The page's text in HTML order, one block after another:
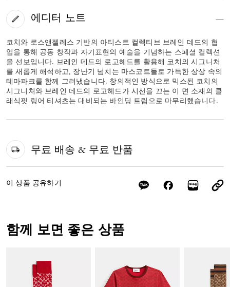
에디터 노트
코치와 로스앤젤레스 기반의 아티스트 컬렉티브 브레인 데드의 협
업을 통해 공동 창작과 자기표현의 예술을 기념하는 스페셜 컬렉션
을 선보입니다. 브레인 데드의 로고헤드를 활용해 코치의 시그니처
를 새롭게 해석하고, 장난기 넘치는 마스코트들로 가득한 상상 속의
테마파크를 함께 그려냈습니다. 창의적인 방식으로 믹스된 코치의
시그니처와 브레인 데드의 로고헤드가 시선을 끄는 이 면 소재의 클
래식핏 링어 티셔츠는 대비되는 바인딩 트림으로 마무리했습니다.
무료 배송 & 무료 반품
이 상품 공유하기
함께 보면 좋은 상품